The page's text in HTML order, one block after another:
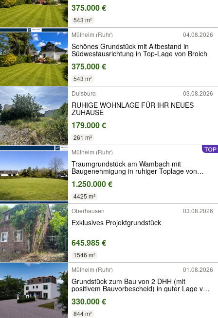
375.000 €
543 m²
Mülheim (Ruhr)
04.08.2026
Schönes Grundstück mit Altbestand in
Südwestausrichtung in Top-Lage von Broich
375.000 €
543 m²
Duisburg
03.08.2026
RUHIGE WOHNLAGE FÜR IHR NEUES
ZUHAUSE
179.000 €
261 m²
Mülheim (Ruhr)
Traumgrundstück am Wambach mit
Baugenehmigung in ruhiger Toplage von
Mülheim-Saarn
1.250.000 €
4425 m²
Oberhausen
03.08.2026
Exklusives Projektgrundstück
645.985 €
1546 m²
Mülheim (Ruhr)
01.08.2026
Grundstück zum Bau von 2 DHH (mit
positivem Bauvorbescheid) in guter Lage von
Mülheim an der Ruhr
330.000 €
844 m²